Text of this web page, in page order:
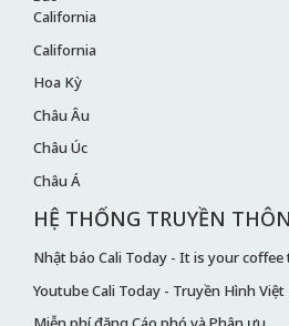
California
California
Hoa Kỳ
Châu Âu
Châu Úc
Châu Á
HỆ THỐNG TRUYỀN
Nhật báo Cali Today - It is your coffee
Youtube Cali Today - Truyền Hình Việt